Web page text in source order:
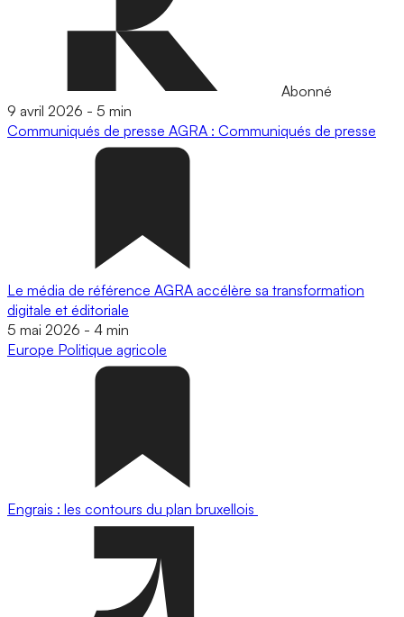
Abonné
9 avril 2026 - 5 min
Communiqués de presse AGRA : Communiqués de presse
Le média de référence AGRA accélère sa transformation
digitale et éditoriale
5 mai 2026 - 4 min
Europe Politique agricole
Engrais : les contours du plan bruxellois